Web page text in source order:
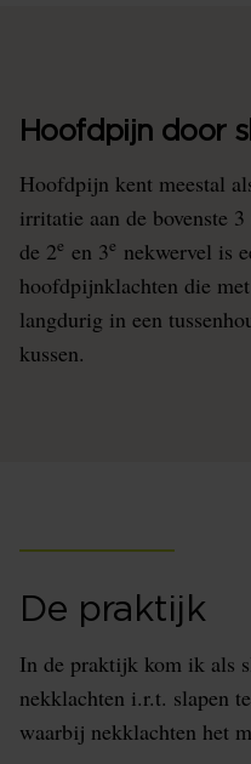
Hoofdpijn door
Hoofdpijn kent meestal
irritatie aan de bovenste
de 2e en 3e nekwervel is
hoofdpijnklachten die
langdurig in een
kussen.
De praktijk
In de praktijk kom ik als
nekklachten i.r.t. slapen
waarbij nekklachten het